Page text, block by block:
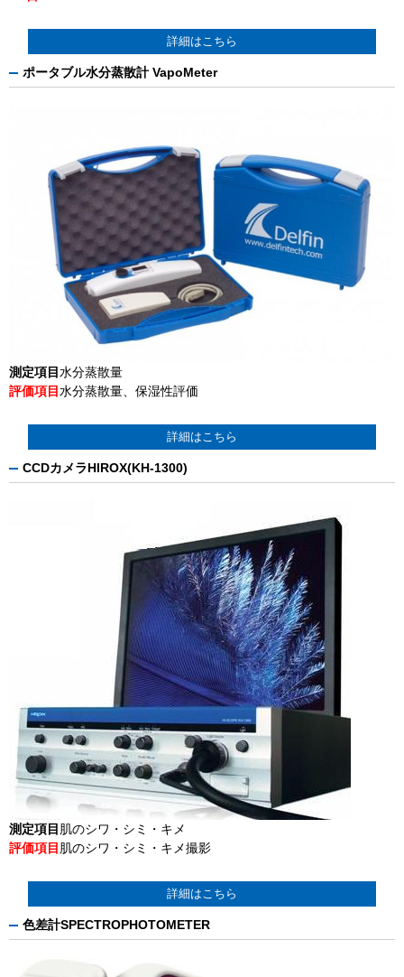
詳細はこちら
ポータブル水分蒸散計 VapoMeter
測定項目水分蒸散量
評価項目水分蒸散量、保湿性評価
詳細はこちら
CCDカメラHIROX(KH-1300)
測定項目 肌のシワ・シミ・キメ
評価項目 肌のシワ・シミ・キメ撮影
詳細はこちら
色差計SPECTROPHOTOMETER